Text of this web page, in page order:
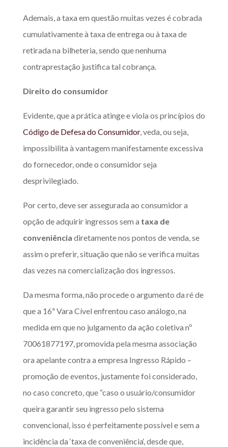
Ademais, a taxa em questão muitas vezes é cobrada
cumulativamente à taxa de entrega ou à taxa de
retirada na bilheteria, sendo que nenhuma
contraprestação justifica tal cobrança.
Direito do consumidor
Evidente, que a prática atinge e viola os princípios do
Código de Defesa do Consumidor, veda, ou seja,
impossibilita à vantagem manifestamente excessiva
do fornecedor, onde o consumidor seja
desprivilegiado.
Por certo, deve ser assegurada ao consumidor a
opção de adquirir ingressos sem a taxa de
conveniência diretamente nos pontos de venda, se
assim o preferir, situação que não se verifica muitas
das vezes na comercialização dos ingressos.
Da mesma forma, não procede o argumento da ré de
que a 16ª Vara Cível enfrentou caso análogo, na
medida em que no julgamento da ação coletiva nº
70061877197, promovida pela mesma associação
ora apelante contra a empresa Ingresso Rápido –
promoção de eventos, justamente foi considerado,
no caso concreto, que “caso o usuário/consumidor
queira garantir seu ingresso pelo sistema
convencional, isso é perfeitamente possível e sem a
incidência da ‘taxa de conveniência‘, desde que,